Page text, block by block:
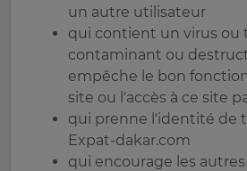
un autre utilisateur
qui contient un virus ou
contaminant ou
empêche le bon
site ou l’accès à ce site
qui prenne l’identité de
Expat-dakar.com
qui encourage les autres